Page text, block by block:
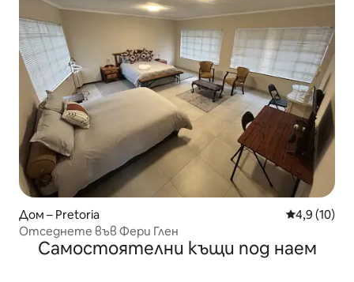
Дом – Pretoria Средна
4,9 (10)
Отседнете във Фери Глен
Самостоятелни къщи под наем